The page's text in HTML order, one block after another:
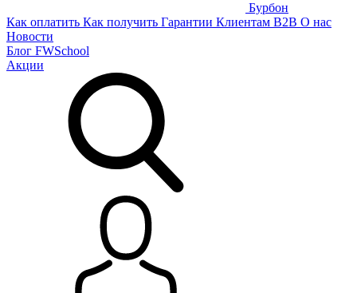
Бурбон
Как оплатить Как получить Гарантии Клиентам B2B О нас
Новости
Блог FWSchool
Акции